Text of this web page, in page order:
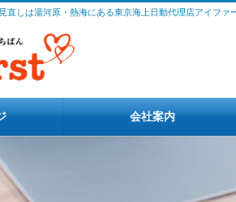
直しは湯河原・熱海にある東京海上日動代理店アイファ
会社案内